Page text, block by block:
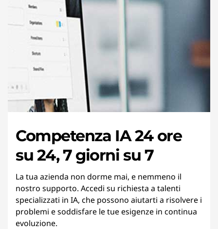
Competenza IA 24 ore
su 24, 7 giorni su 7
La tua azienda non dorme mai, e nemmeno il
nostro supporto. Accedi su richiesta a talenti
specializzati in IA, che possono aiutarti a risolvere i
problemi e soddisfare le tue esigenze in continua
evoluzione.